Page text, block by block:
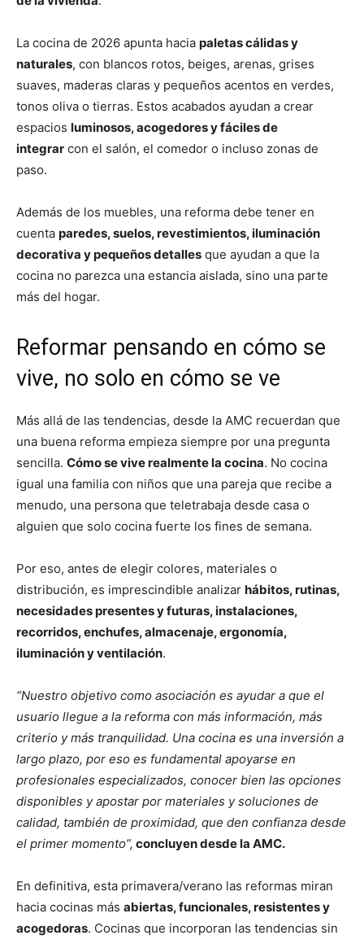
La cocina de 2026 apunta hacia paletas cálidas y
naturales, con blancos rotos, beiges, arenas, grises
suaves, maderas claras y pequeños acentos en verdes,
tonos oliva o tierras. Estos acabados ayudan a crear
espacios luminosos, acogedores y fáciles de
integrar con el salón, el comedor o incluso zonas de
paso.
Además de los muebles, una reforma debe tener en
cuenta paredes, suelos, revestimientos, iluminación
decorativa y pequeños detalles que ayudan a que la
cocina no parezca una estancia aislada, sino una parte
más del hogar.
Reformar pensando en cómo se
vive, no solo en cómo se ve
Más allá de las tendencias, desde la AMC recuerdan que
una buena reforma empieza siempre por una pregunta
sencilla. Cómo se vive realmente la cocina. No cocina
igual una familia con niños que una pareja que recibe a
menudo, una persona que teletrabaja desde casa o
alguien que solo cocina fuerte los fines de semana.
Por eso, antes de elegir colores, materiales o
distribución, es imprescindible analizar hábitos, rutinas,
necesidades presentes y futuras, instalaciones,
recorridos, enchufes, almacenaje, ergonomía,
iluminación y ventilación.
“Nuestro objetivo como asociación es ayudar a que el
usuario llegue a la reforma con más información, más
criterio y más tranquilidad. Una cocina es una inversión a
largo plazo, por eso es fundamental apoyarse en
profesionales especializados, conocer bien las opciones
disponibles y apostar por materiales y soluciones de
calidad, también de proximidad, que den confianza desde
el primer momento”, concluyen desde la AMC.
En definitiva, esta primavera/verano las reformas miran
hacia cocinas más abiertas, funcionales, resistentes y
acogedoras. Cocinas que incorporan las tendencias sin